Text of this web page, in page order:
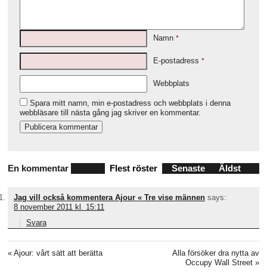
Namn *
E-postadress *
Webbplats
Spara mitt namn, min e-postadress och webbplats i denna
webbläsare till nästa gång jag skriver en kommentar.
En kommentar Flest röster Senaste Äldst
Jag vill också kommentera Ajour « Tre vise männen says:
8 november 2011 kl. 15:11
Svara
« Ajour: vårt sätt att berätta
Alla försöker dra nytta av
Occupy Wall Street »